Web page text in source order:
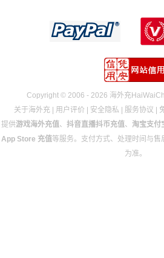
Copyright © 2006 - 2026 海外充
关于海外充 | 用户评价 | 安全隐私 | 服务协议 |
提供游戏海外充值、 抖音直播抖币充值、 淘宝支付
App Store 充值等服务。支付方式、处理时间与
为准。